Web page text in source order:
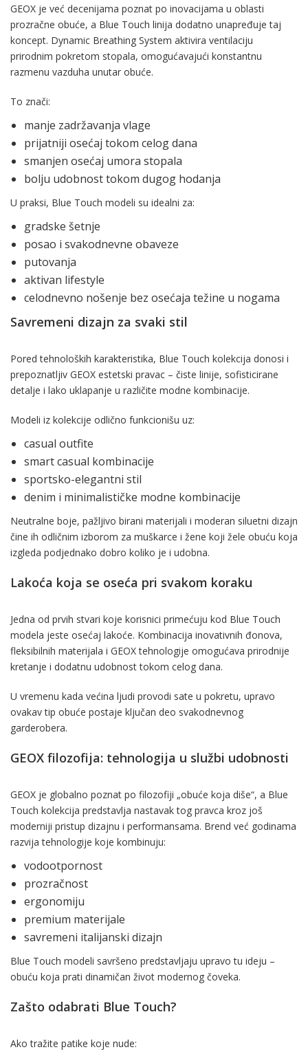
GEOX je već decenijama poznat po inovacijama u oblasti
prozračne obuće, a Blue Touch linija dodatno unapređuje taj
koncept. Dynamic Breathing System aktivira ventilaciju
prirodnim pokretom stopala, omogućavajući konstantnu
razmenu vazduha unutar obuće.
To znači:
manje zadržavanja vlage
prijatniji osećaj tokom celog dana
smanjen osećaj umora stopala
bolju udobnost tokom dugog hodanja
U praksi, Blue Touch modeli su idealni za:
gradske šetnje
posao i svakodnevne obaveze
putovanja
aktivan lifestyle
celodnevno nošenje bez osećaja težine u nogama
Savremeni dizajn za svaki stil
Pored tehnoloških karakteristika, Blue Touch kolekcija donosi i
prepoznatljiv GEOX estetski pravac – čiste linije, sofisticirane
detalje i lako uklapanje u različite modne kombinacije.
Modeli iz kolekcije odlično funkcionišu uz:
casual outfite
smart casual kombinacije
sportsko-elegantni stil
denim i minimalističke modne kombinacije
Neutralne boje, pažljivo birani materijali i moderan siluetni dizajn
čine ih odličnim izborom za muškarce i žene koji žele obuću koja
izgleda podjednako dobro koliko je i udobna.
Lakoća koja se oseća pri svakom koraku
Jedna od prvih stvari koje korisnici primećuju kod Blue Touch
modela jeste osećaj lakoće. Kombinacija inovativnih đonova,
fleksibilnih materijala i GEOX tehnologije omogućava prirodnije
kretanje i dodatnu udobnost tokom celog dana.
U vremenu kada većina ljudi provodi sate u pokretu, upravo
ovakav tip obuće postaje ključan deo svakodnevnog
garderobera.
GEOX filozofija: tehnologija u službi udobnosti
GEOX je globalno poznat po filozofiji „obuće koja diše“, a Blue
Touch kolekcija predstavlja nastavak tog pravca kroz još
moderniji pristup dizajnu i performansama. Brend već godinama
razvija tehnologije koje kombinuju:
vodootpornost
prozračnost
ergonomiju
premium materijale
savremeni italijanski dizajn
Blue Touch modeli savršeno predstavljaju upravo tu ideju –
obuću koja prati dinamičan život modernog čoveka.
Zašto odabrati Blue Touch?
Ako tražite patike koje nude: